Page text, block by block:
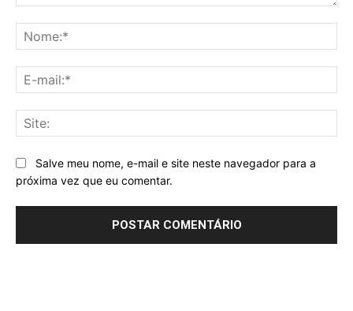
Salve meu nome, e-mail e site neste navegador para a
próxima vez que eu comentar.